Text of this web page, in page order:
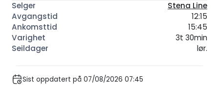
Stena Line
12:15
15:45
3t 30min
lør.
Sist oppdatert på 07/08/2026 07:45